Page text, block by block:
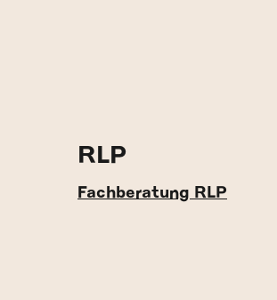
RLP
Fachberatung RLP